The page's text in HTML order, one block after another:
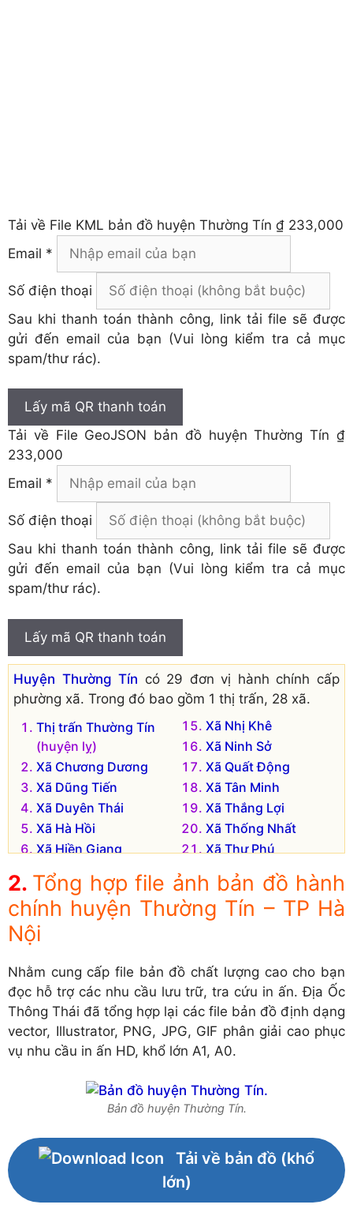
Tải về File KML bản đồ huyện Thường Tín ₫ 233,000
Email *
Số điện thoại
Sau khi thanh toán thành công, link tải file sẽ được
gửi đến email của bạn (Vui lòng kiểm tra cả mục
spam/thư rác).
Lấy mã QR thanh toán
Tải về File GeoJSON bản đồ huyện Thường Tín ₫
233,000
Email *
Số điện thoại
Sau khi thanh toán thành công, link tải file sẽ được
gửi đến email của bạn (Vui lòng kiểm tra cả mục
spam/thư rác).
Lấy mã QR thanh toán
Huyện Thường Tín có 29 đơn vị hành chính cấp
phường xã. Trong đó bao gồm 1 thị trấn, 28 xã.
Thị trấn Thường Tín
(huyện lỵ)
Xã Chương Dương
Xã Dũng Tiến
Xã Duyên Thái
Xã Hà Hồi
Xã Hiền Giang
Xã Hòa Bình
Xã Hồng Vân
Xã Khánh Hà
Xã Lê Lợi
Xã Minh Cường
Xã Nghiêm Xuyên
Xã Nguyễn Trãi
Xã Nhị Khê
Xã Ninh Sở
Xã Quất Động
Xã Tân Minh
Xã Thắng Lợi
Xã Thống Nhất
Xã Thư Phú
Xã Tiền Phong
Xã Tô Hiệu
Xã Tự Nhiên
Xã Văn Phú
Xã Vân Tảo
Xã Văn Tự
Tổng hợp file ảnh bản đồ hành
chính huyện Thường Tín – TP Hà
Nội
Nhằm cung cấp file bản đồ chất lượng cao cho bạn
đọc hỗ trợ các nhu cầu lưu trữ, tra cứu in ấn. Địa Ốc
Thông Thái đã tổng hợp lại các file bản đồ định dạng
vector, Illustrator, PNG, JPG, GIF phân giải cao phục
vụ nhu cầu in ấn HD, khổ lớn A1, A0.
Bản đồ huyện Thường Tín.
Tải về bản đồ (khổ
lớn)